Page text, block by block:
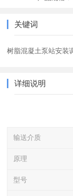
关键词
树脂混凝土泵站安装
详细说明
输送介质
原理
型号